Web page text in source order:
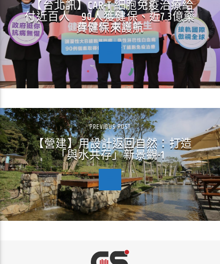
【台北訊】CAR-T 細胞免疫治療給
付近百人 90人獲健保、近7.3億藥
費健保來護航
PREVIOUS POST
【營建】用設計返回自然：打造
「與水共存」新景觀-1